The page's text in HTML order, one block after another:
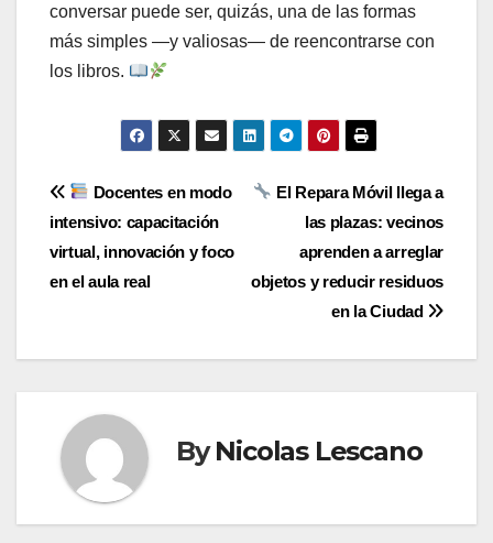
conversar puede ser, quizás, una de las formas
más simples —y valiosas— de reencontrarse con
los libros.
Navegación
de
entradas
El Repara Móvil llega a
las plazas: vecinos
aprenden a arreglar
objetos y reducir residuos
en la Ciudad
Docentes en modo
intensivo: capacitación
virtual, innovación y foco
en el aula real
ByNicolas Lescano